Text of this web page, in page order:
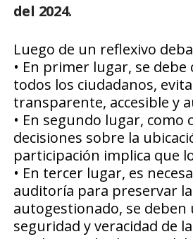
del 2024.
Luego de un reflexivo
• En primer lugar, se
todos los ciudadanos,
transparente, accesible y
• En segundo lugar,
decisiones sobre la
participación implica que
• En tercer lugar, es
auditoría para preservar
autogestionado, se
seguridad y veracidad de